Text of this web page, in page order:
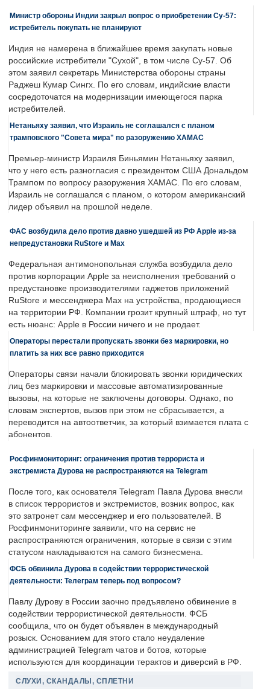
Министр обороны Индии закрыл вопрос о приобретении Су-57:
истребитель покупать не планируют
Индия не намерена в ближайшее время закупать новые
российские истребители "Сухой", в том числе Су-57. Об
этом заявил секретарь Министерства обороны страны
Раджеш Кумар Сингх. По его словам, индийские власти
сосредоточатся на модернизации имеющегося парка
истребителей.
Нетаньяху заявил, что Израиль не соглашался с планом
трамповского "Совета мира" по разоружению ХАМАС
Премьер-министр Израиля Биньямин Нетаньяху заявил,
что у него есть разногласия с президентом США Дональдом
Трампом по вопросу разоружения ХАМАС. По его словам,
Израиль не соглашался с планом, о котором американский
лидер объявил на прошлой неделе.
ФАС возбудила дело против давно ушедшей из РФ Apple из-за
непредустановки RuStore и Max
Федеральная антимонопольная служба возбудила дело
против корпорации Apple за неисполнения требований о
предустановке производителями гаджетов приложений
RuStore и мессенджера Max на устройства, продающиеся
на территории РФ. Компании грозит крупный штраф, но тут
есть нюанс: Apple в России ничего и не продает.
Операторы перестали пропускать звонки без маркировки, но
платить за них все равно приходится
Операторы связи начали блокировать звонки юридических
лиц без маркировки и массовые автоматизированные
вызовы, на которые не заключены договоры. Однако, по
словам экспертов, вызов при этом не сбрасывается, а
переводится на автоответчик, за который взимается плата с
абонентов.
Росфинмониторинг: ограничения против террориста и
экстремиста Дурова не распространяются на Telegram
После того, как основателя Telegram Павла Дурова внесли
в список террористов и экстремистов, возник вопрос, как
это затронет сам мессенджер и его пользователей. В
Росфинмониторинге заявили, что на сервис не
распространяются ограничения, которые в связи с этим
статусом накладываются на самого бизнесмена.
ФСБ обвинила Дурова в содействии террористической
деятельности: Телеграм теперь под вопросом?
Павлу Дурову в России заочно предъявлено обвинение в
содействии террористической деятельности. ФСБ
сообщила, что он будет объявлен в международный
розыск. Основанием для этого стало неудаление
администрацией Telegram чатов и ботов, которые
используются для координации терактов и диверсий в РФ.
СЛУХИ, СКАНДАЛЫ, СПЛЕТНИ